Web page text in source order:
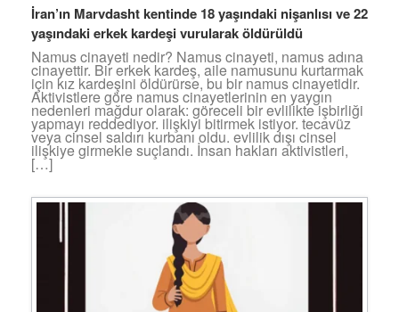
İran’ın Marvdasht kentinde 18 yaşındaki nişanlısı ve 22
yaşındaki erkek kardeşi vurularak öldürüldü
Namus cinayeti nedir? Namus cinayeti, namus adına
cinayettir. Bir erkek kardeş, aile namusunu kurtarmak
için kız kardeşini öldürürse, bu bir namus cinayetidir.
Aktivistlere göre namus cinayetlerinin en yaygın
nedenleri mağdur olarak: göreceli bir evlilikte işbirliği
yapmayı reddediyor. ilişkiyi bitirmek istiyor. tecavüz
veya cinsel saldırı kurbanı oldu. evlilik dışı cinsel
ilişkiye girmekle suçlandı. İnsan hakları aktivistleri,
[…]